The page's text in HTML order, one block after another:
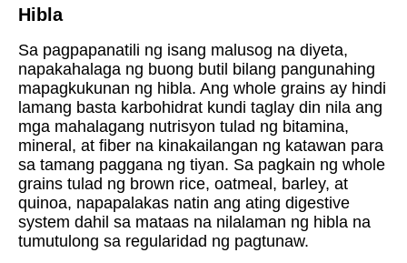
Hibla
Sa pagpapanatili ng isang malusog na diyeta,
napakahalaga ng buong butil bilang pangunahing
mapagkukunan ng hibla. Ang whole grains ay hindi
lamang basta karbohidrat kundi taglay din nila ang
mga mahalagang nutrisyon tulad ng bitamina,
mineral, at fiber na kinakailangan ng katawan para
sa tamang paggana ng tiyan. Sa pagkain ng whole
grains tulad ng brown rice, oatmeal, barley, at
quinoa, napapalakas natin ang ating digestive
system dahil sa mataas na nilalaman ng hibla na
tumutulong sa regularidad ng pagtunaw.